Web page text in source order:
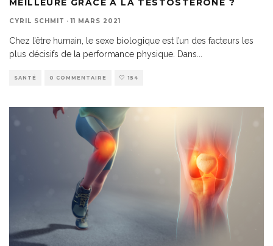
MEILLEURE GRÂCE À LA TESTOSTÉRONE ?
CYRIL SCHMIT · 11 MARS 2021
Chez l’être humain, le sexe biologique est l’un des facteurs les
plus décisifs de la performance physique. Dans
SANTÉ 0 COMMENTAIRE 154